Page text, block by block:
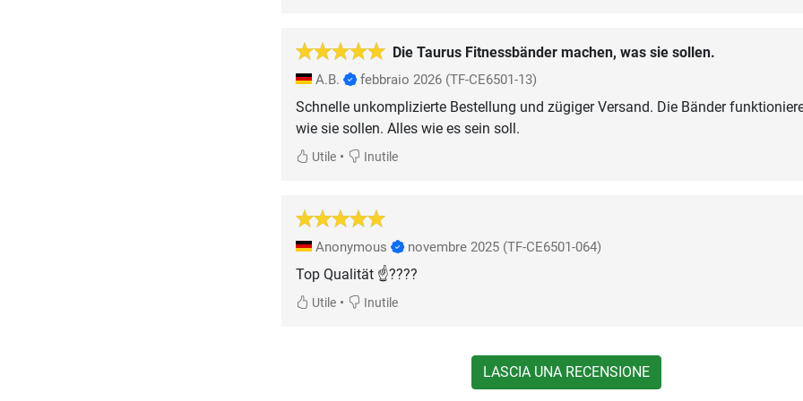
Die Taurus Fitnessbänder machen, was sie sollen.
A.B. febbraio 2026 (TF-CE6501-13)
Schnelle unkomplizierte Bestellung und zügiger Versand. Die Bänder
wie sie sollen. Alles wie es sein soll.
Utile• Inutile
Anonymous novembre 2025 (TF-CE6501-064)
Top Qualität ☝????
Utile• Inutile
LASCIA UNA RECENSIONE